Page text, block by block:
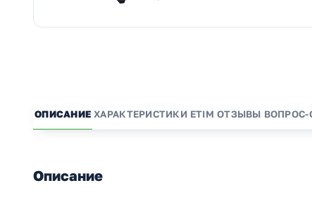
ОПИСАНИЕ ХАРАКТЕРИСТИКИ ETIM ОТЗЫВЫ ВОПРОС-
Описание